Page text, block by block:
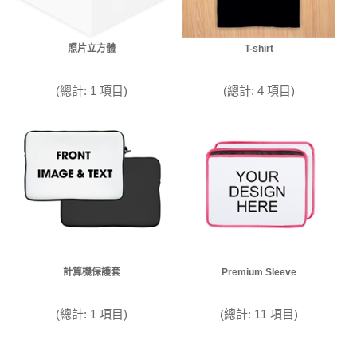
照片立方體
(總計: 1 項目)
T-shirt
(總計: 4 項目)
計算機保護套
(總計: 1 項目)
Premium Sleeve
(總計: 11 項目)